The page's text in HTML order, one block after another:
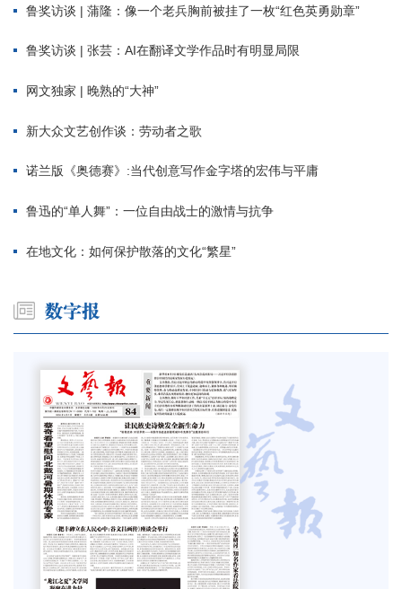
鲁奖访谈 | 蒲隆：像一个老兵胸前被挂了一枚“红色英勇勋章”
鲁奖访谈 | 张芸：AI在翻译文学作品时有明显局限
网文独家 | 晚熟的“大神”
新大众文艺创作谈：劳动者之歌
诺兰版《奥德赛》:当代创意写作金字塔的宏伟与平庸
鲁迅的“单人舞”：一位自由战士的激情与抗争
在地文化：如何保护散落的文化“繁星”